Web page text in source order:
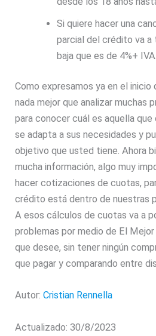
Si quiere hacer una
parcial del crédito va a
baja que es de 4%+ IVA.
Como expresamos ya en el
nada mejor que analizar muchas
para conocer cuál es aquella que
se adapta a sus necesidades y
objetivo que usted tiene. Ahora
mucha información, algo muy
hacer cotizaciones de cuotas,
crédito está dentro de nuestras
A esos cálculos de cuotas va a
problemas por medio de El
que desee, sin tener ningún
que pagar y comparando entre
Autor:Cristian Rennella
Actualizado: 30/8/2023